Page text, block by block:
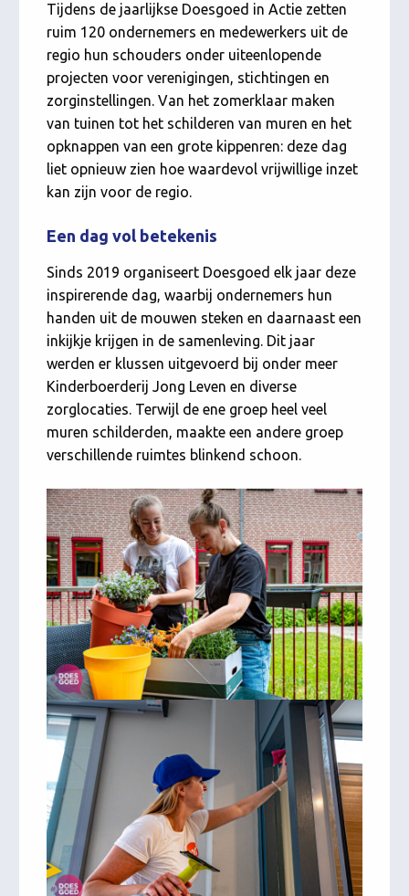
Tijdens de jaarlijkse Doesgoed in Actie zetten
ruim 120 ondernemers en medewerkers uit de
regio hun schouders onder uiteenlopende
projecten voor verenigingen, stichtingen en
zorginstellingen. Van het zomerklaar maken
van tuinen tot het schilderen van muren en het
opknappen van een grote kippenren: deze dag
liet opnieuw zien hoe waardevol vrijwillige inzet
kan zijn voor de regio.
Een dag vol betekenis
Sinds 2019 organiseert Doesgoed elk jaar deze
inspirerende dag, waarbij ondernemers hun
handen uit de mouwen steken en daarnaast een
inkijkje krijgen in de samenleving. Dit jaar
werden er klussen uitgevoerd bij onder meer
Kinderboerderij Jong Leven en diverse
zorglocaties. Terwijl de ene groep heel veel
muren schilderden, maakte een andere groep
verschillende ruimtes blinkend schoon.